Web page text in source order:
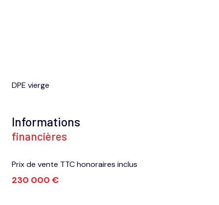
DPE vierge
Informations
financières
Prix de vente TTC honoraires inclus
230 000 €